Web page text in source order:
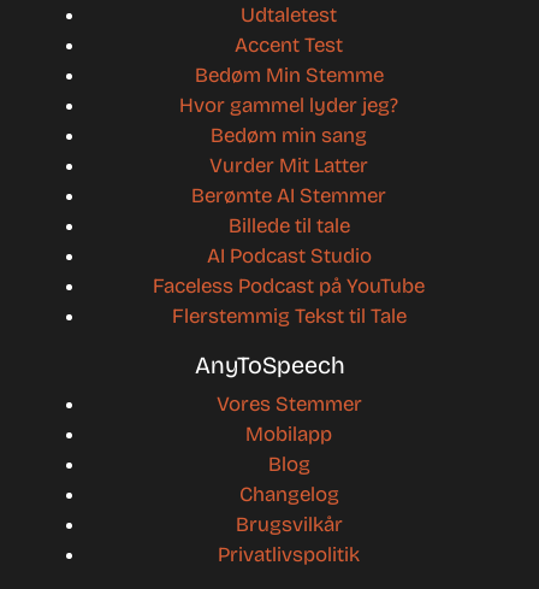
Udtaletest
Accent Test
Bedøm Min Stemme
Hvor gammel lyder jeg?
Bedøm min sang
Vurder Mit Latter
Berømte AI Stemmer
Billede til tale
AI Podcast Studio
Faceless Podcast på YouTube
Flerstemmig Tekst til Tale
AnyToSpeech
Vores Stemmer
Mobilapp
Blog
Changelog
Brugsvilkår
Privatlivspolitik